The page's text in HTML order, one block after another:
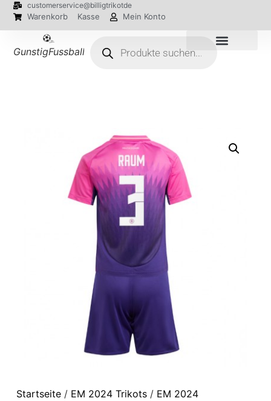
customerservice@billigtrikotde
Warenkorb Kasse Mein Konto
GunstigFussballTrikot
Startseite/ EM 2024 Trikots/ EM 2024